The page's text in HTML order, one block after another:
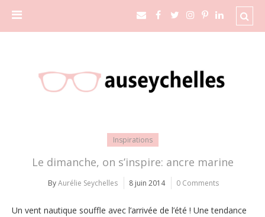
Inspirations
Le dimanche, on s’inspire: ancre marine
ByAurélie Seychelles 8 juin 2014 0 Comments
Un vent nautique souffle avec l’arrivée de l’été ! Une tendance